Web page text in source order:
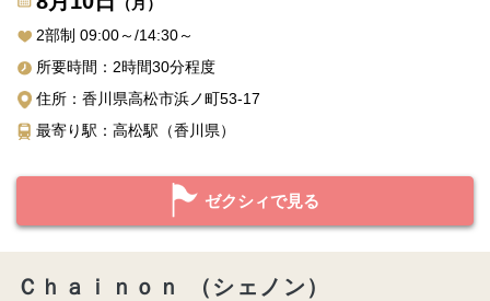
（月）
2部制 09:00～/14:30～
所要時間：2時間30分程度
住所：香川県高松市浜ノ町53-17
最寄り駅：高松駅（香川県）
ゼクシィで見る
Ｃｈａｉｎｏｎ （シェノン）